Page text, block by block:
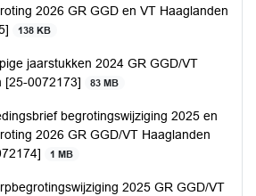
2026 GR GGD en VT Haaglanden
138 KB
jaarstukken 2024 GR GGD/VT
[25-0072173]
83 MB
begrotingswijziging 2025 en
2026 GR GGD/VT Haaglanden
1 MB
2025 GR GGD/VT